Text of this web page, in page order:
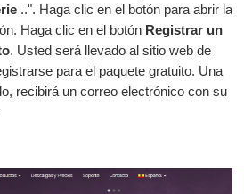
..". Haga clic en el botón para abrir la
Haga clic en el botón Registrar un
. Usted será llevado al sitio web de
para el paquete gratuito. Una
recibirá un correo electrónico con su